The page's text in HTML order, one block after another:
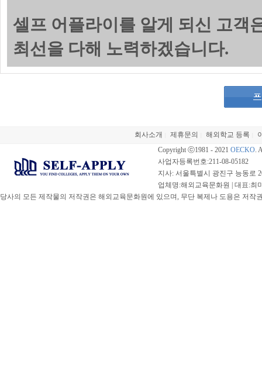
셀프 어플라이를 알게 되신 고객
최선을 다해 노력하겠습니다.
회사소개 제휴문의 해외학교 등록
Copyright ⓒ1981 - 2021 OECKO.
사업자등록번호:211-08-05182
지사: 서울특별시 광진구 능동로
업체명:해외교육문화원 | 대표:최
당사의 모든 제작물의 저작권은 해외교육문화원에 있으며, 무단 복제나 도용은 저